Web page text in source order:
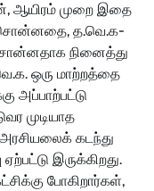
ஆயிரம் முறை இதை
த.வெ.க-
நினைத்து
ஒரு மாற்றத்தை
அப்பாற்பட்டு
முடியாத
கடந்து
இருக்கிறது.
போகிறார்கள்,